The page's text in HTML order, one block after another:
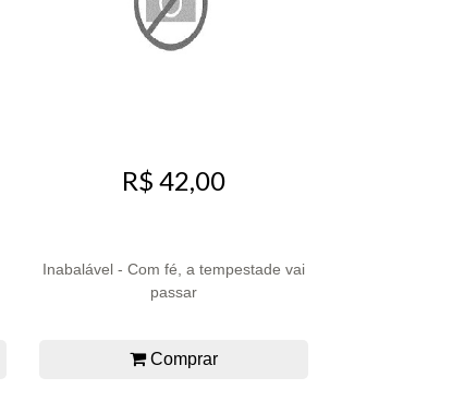
R$ 42,00
Inabalável - Com fé, a tempestade vai
passar
Comprar